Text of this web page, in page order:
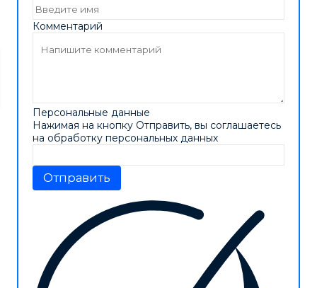
Комментарий
Персональные данные
Нажимая на кнопку Отправить, вы соглашаетесь
на обработку персональных данных
Отправить